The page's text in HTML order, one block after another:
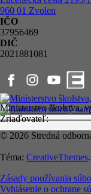
960 01 Zvolen
IČO
37956469
DIČ
2021881081
Ministerstvo školstva,
Zriaďovateľ:
© 2026 Stredná
Téma: CreativeThemes
Zásady používania
Vyhlásenie o ochrane